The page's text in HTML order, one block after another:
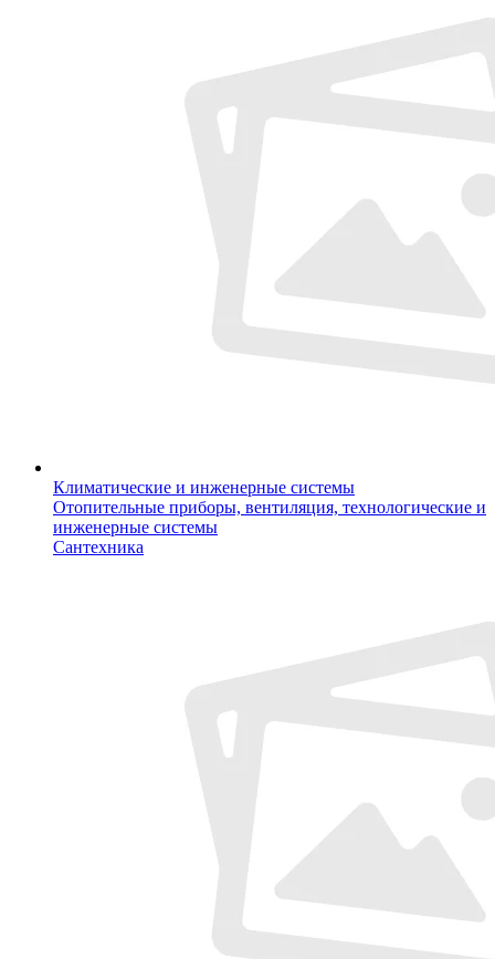
Климатические и инженерные системы
Отопительные приборы, вентиляция, технологические и
инженерные системы
Сантехника